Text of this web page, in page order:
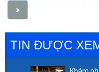
»
TIN ĐƯỢC